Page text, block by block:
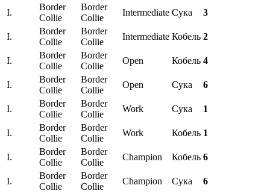
I.
Border
Collie
Border
Collie
Intermediate Сука 3
I.
Border
Collie
Border
Collie
Intermediate Кобель 2
I.
Border
Collie
Border
Collie
Open Кобель 4
I.
Border
Collie
Border
Collie
Open Сука 6
I.
Border
Collie
Border
Collie
Work Сука 1
I.
Border
Collie
Border
Collie
Work Кобель 1
I.
Border
Collie
Border
Collie
Champion Кобель 6
I.
Border
Collie
Border
Collie
Champion Сука 6